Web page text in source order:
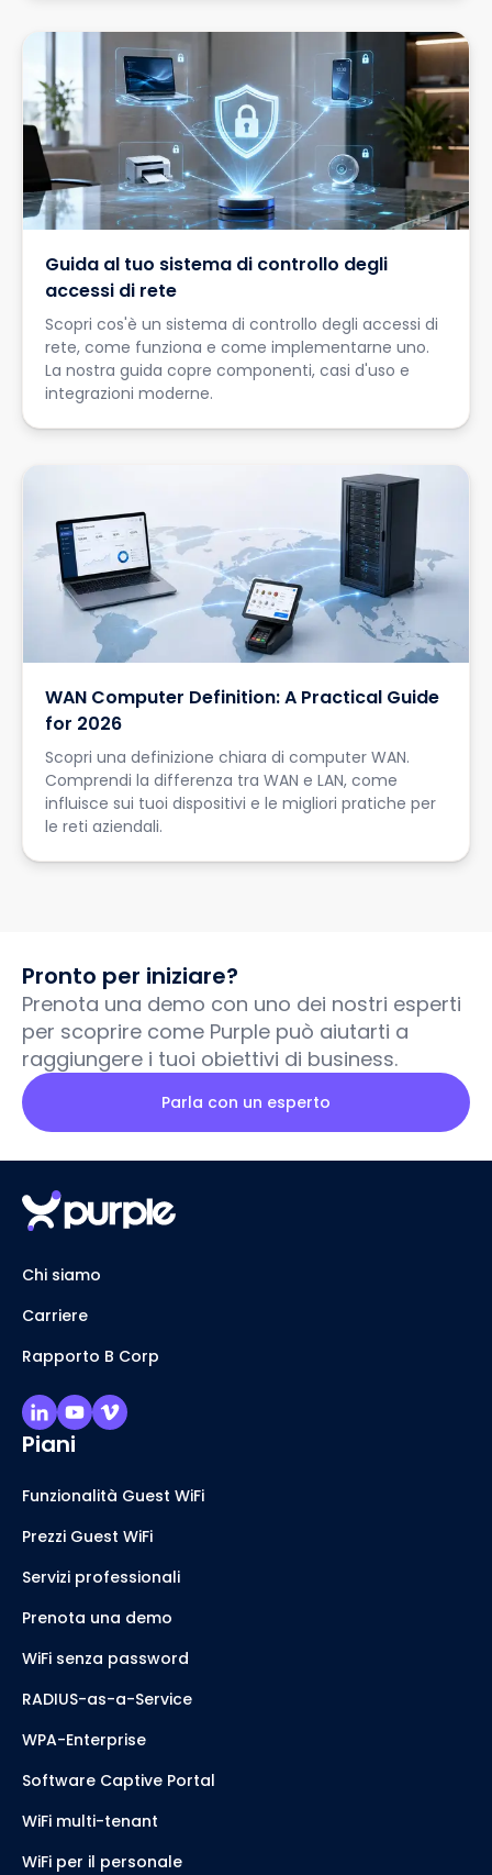
Guida al tuo sistema di controllo degli
accessi di rete
Scopri cos'è un sistema di controllo degli accessi di
rete, come funziona e come implementarne uno.
La nostra guida copre componenti, casi d'uso e
integrazioni moderne.
WAN Computer Definition: A Practical Guide
for 2026
Scopri una definizione chiara di computer WAN.
Comprendi la differenza tra WAN e LAN, come
influisce sui tuoi dispositivi e le migliori pratiche per
le reti aziendali.
Pronto per iniziare?
Prenota una demo con uno dei nostri esperti
per scoprire come Purple può aiutarti a
raggiungere i tuoi obiettivi di business.
Parla con un esperto
Chi siamo
Carriere
Rapporto B Corp
Piani
Funzionalità Guest WiFi
Prezzi Guest WiFi
Servizi professionali
Prenota una demo
WiFi senza password
RADIUS-as-a-Service
WPA-Enterprise
Software Captive Portal
WiFi multi-tenant
WiFi per il personale